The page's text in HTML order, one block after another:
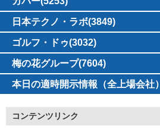
日本テクノ・ラボ(3849)
ゴルフ・ドゥ(3032)
梅の花グループ(7604)
本日の適時開示情報（全上場会社）
コンテンツリンク